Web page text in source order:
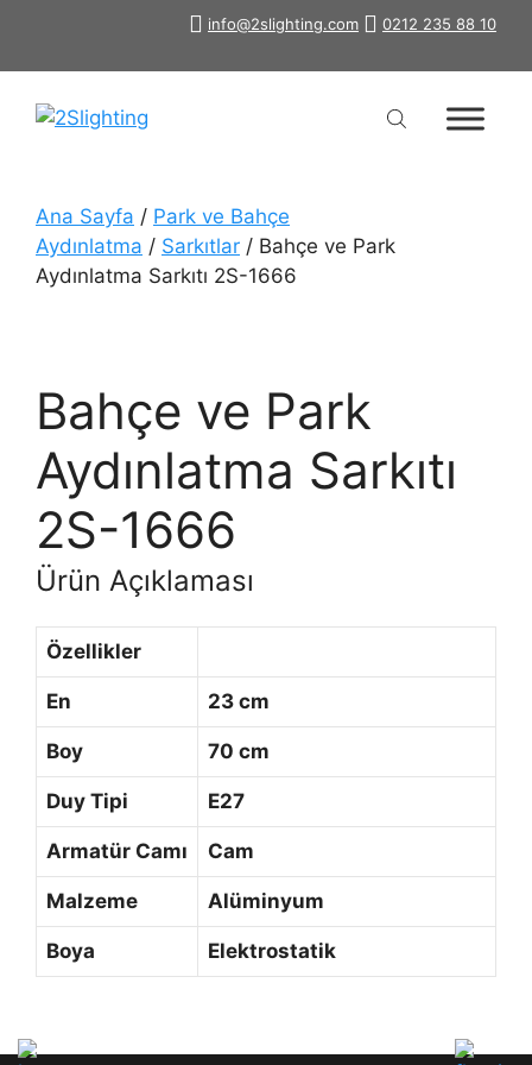
info@2slighting.com 0212 235 88 10
Ana Sayfa / Park ve Bahçe
Aydınlatma / Sarkıtlar / Bahçe ve Park
Aydınlatma Sarkıtı 2S-1666
Bahçe ve Park
Aydınlatma Sarkıtı
2S-1666
Ürün Açıklaması
Özellikler
En 23 cm
Boy 70 cm
Duy Tipi E27
Armatür Camı Cam
Malzeme Alüminyum
Boya Elektrostatik